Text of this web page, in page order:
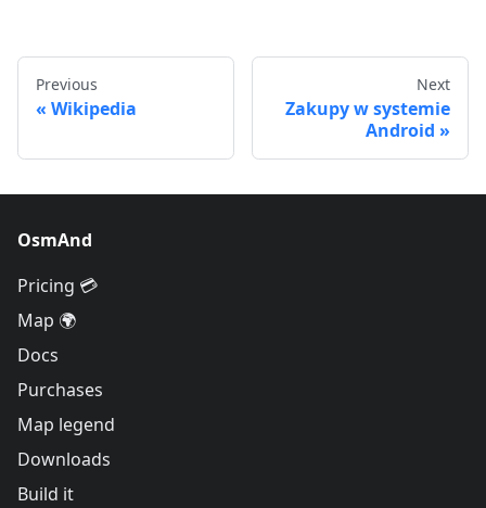
Previous
Wikipedia
Next
Zakupy w systemie
Android
OsmAnd
Pricing 💳
Map 🌍
Docs
Purchases
Map legend
Downloads
Build it